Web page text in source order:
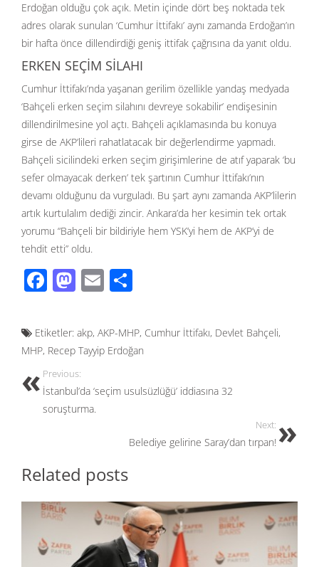
Erdoğan olduğu çok açık. Metin içinde dört beş noktada tek
adres olarak sunulan ‘Cumhur İttifakı’ aynı zamanda Erdoğan’ın
bir hafta önce dillendirdiği geniş ittifak çağrısına da yanıt oldu.
ERKEN SEÇİM SİLAHI
Cumhur İttifakı’nda yaşanan gerilim özellikle yandaş medyada
‘Bahçeli erken seçim silahını devreye sokabilir’ endişesinin
dillendirilmesine yol açtı. Bahçeli açıklamasında bu konuya
girse de AKP’lileri rahatlatacak bir değerlendirme yapmadı.
Bahçeli sicilindeki erken seçim girişimlerine de atıf yaparak ‘bu
sefer olmayacak derken’ tek şartının Cumhur İttifakı’nın
devamı olduğunu da vurguladı. Bu şart aynı zamanda AKP’lilerin
artık kurtulalım dediği zincir. Ankara’da her kesimin tek ortak
yorumu “Bahçeli bir bildiriyle hem YSK’yi hem de AKP’yi de
tehdit etti” oldu.
F
e
b
o
o
k
M
to
d
o
n
E
ail ar
e
Etiketler: akp, AKP-MHP, Cumhur İttifakı, Devlet Bahçeli,
MHP, Recep Tayyip Erdoğan
Previous:
İstanbul’da ‘seçim usulsüzlüğü’ iddiasına 32
soruşturma.
Next:
Belediye gelirine Saray’dan tırpan!
Related posts